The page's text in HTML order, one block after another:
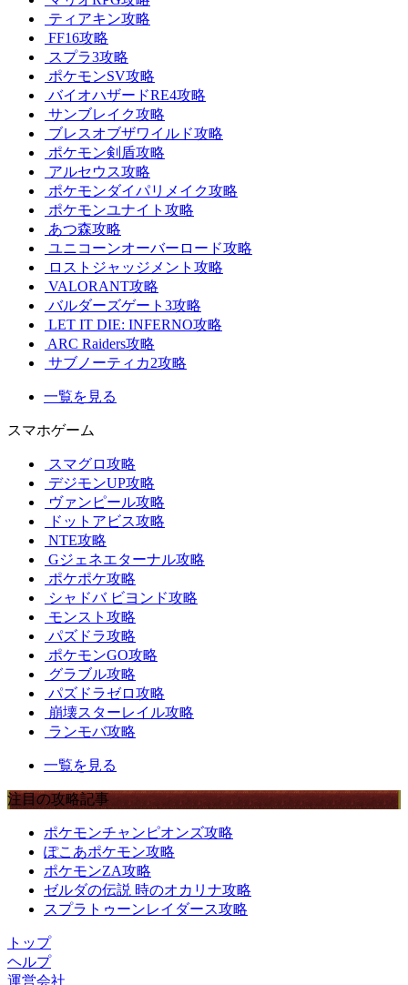
ティアキン攻略
FF16攻略
スプラ3攻略
ポケモンSV攻略
バイオハザードRE4攻略
サンブレイク攻略
ブレスオブザワイルド攻略
ポケモン剣盾攻略
アルセウス攻略
ポケモンダイパリメイク攻略
ポケモンユナイト攻略
あつ森攻略
ユニコーンオーバーロード攻略
ロストジャッジメント攻略
VALORANT攻略
バルダーズゲート3攻略
LET IT DIE: INFERNO攻略
ARC Raiders攻略
サブノーティカ2攻略
一覧を見る
スマホゲーム
スマグロ攻略
デジモンUP攻略
ヴァンピール攻略
ドットアビス攻略
NTE攻略
Gジェネエターナル攻略
ポケポケ攻略
シャドバ ビヨンド攻略
モンスト攻略
パズドラ攻略
ポケモンGO攻略
グラブル攻略
パズドラゼロ攻略
崩壊スターレイル攻略
ランモバ攻略
一覧を見る
注目の攻略記事
ポケモンチャンピオンズ攻略
ぽこあポケモン攻略
ポケモンZA攻略
ゼルダの伝説 時のオカリナ攻略
スプラトゥーンレイダース攻略
トップ
ヘルプ
運営会社